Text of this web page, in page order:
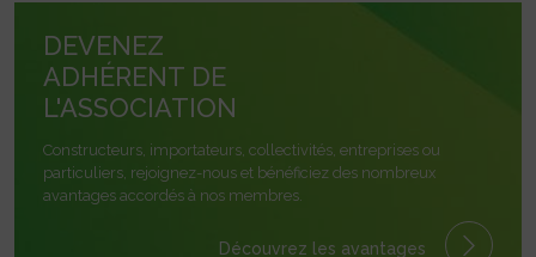
DEVENEZ
ADHÉRENT DE
L'ASSOCIATION
Constructeurs, importateurs, collectivités, entreprises ou
particuliers, rejoignez-nous et bénéficiez des nombreux
avantages accordés à nos membres.
Découvrez les avantages